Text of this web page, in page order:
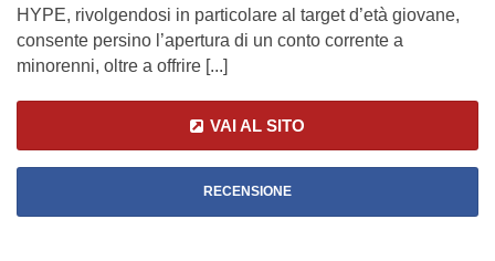
HYPE, rivolgendosi in particolare al target d’età giovane,
consente persino l’apertura di un conto corrente a
minorenni, oltre a offrire [...]
VAI AL SITO
RECENSIONE